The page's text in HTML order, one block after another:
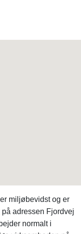
miljøbevidst og er
adressen Fjordvej
normalt i